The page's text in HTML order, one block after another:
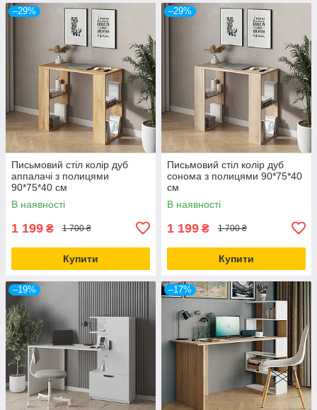
–29%
Письмовий стіл колір дуб
аппалачі з полицями
90*75*40 см
В наявності
1 199 ₴ 1 700 ₴
Купити
–29%
Письмовий стіл колір дуб
сонома з полицями 90*75*40
см
В наявності
1 199 ₴ 1 700 ₴
Купити
–19% –17%